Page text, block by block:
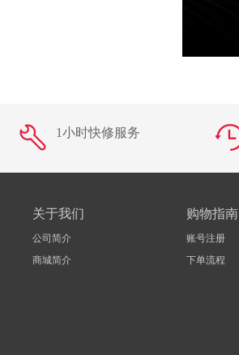
1小时快修服务
关于我们
公司简介
商城简介
购物指南
账号注册
下单流程